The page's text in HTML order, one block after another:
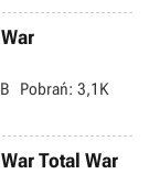
Pobrań: 3,1K
Total War